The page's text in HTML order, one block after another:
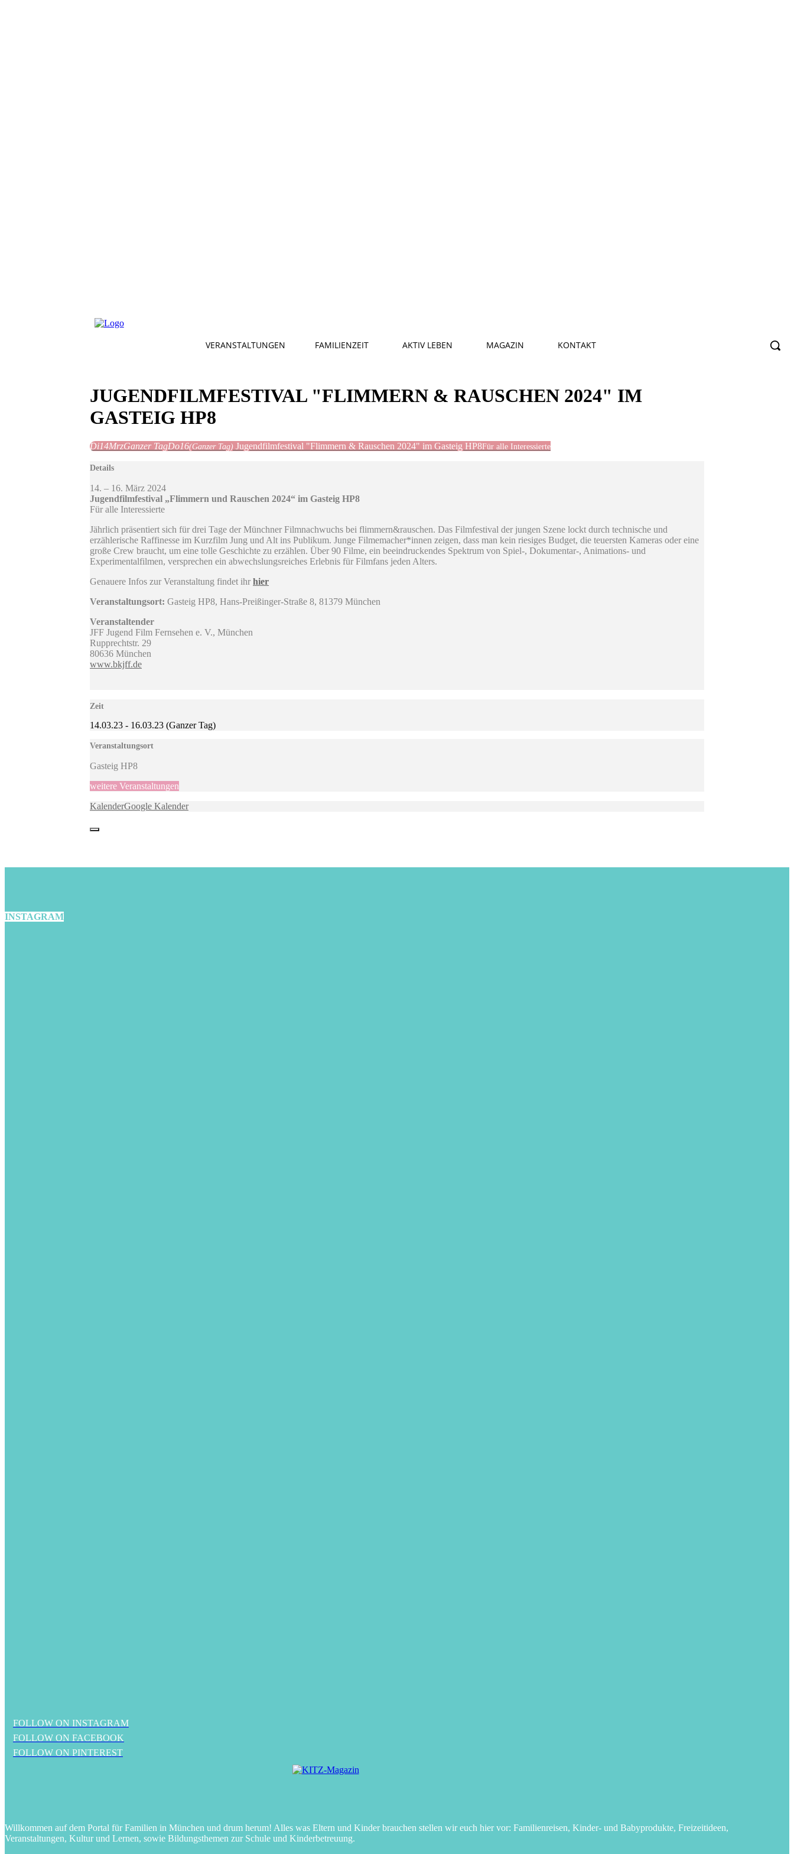
VERANSTALTUNGEN FAMILIENZEIT AKTIV LEBEN MAGAZIN KONTAKT
JUGENDFILMFESTIVAL "FLIMMERN & RAUSCHEN 2024" IM
GASTEIG HP8
Di14MrzGanzer TagDo16(Ganzer Tag) Jugendfilmfestival "Flimmern & Rauschen 2024" im Gasteig HP8Für alle Interessierte
Details
14. – 16. März 2024
Jugendfilmfestival „Flimmern und Rauschen 2024“ im Gasteig HP8
Für alle Interessierte
Jährlich präsentiert sich für drei Tage der Münchner Filmnachwuchs bei flimmern&rauschen. Das Filmfestival der jungen Szene lockt durch technische und
erzählerische Raffinesse im Kurzfilm Jung und Alt ins Publikum. Junge Filmemacher*innen zeigen, dass man kein riesiges Budget, die teuersten Kameras oder eine
große Crew braucht, um eine tolle Geschichte zu erzählen. Über 90 Filme, ein beeindruckendes Spektrum von Spiel-, Dokumentar-, Animations- und
Experimentalfilmen, versprechen ein abwechslungsreiches Erlebnis für Filmfans jeden Alters.
Genauere Infos zur Veranstaltung findet ihr hier
Veranstaltungsort: Gasteig HP8, Hans-Preißinger-Straße 8, 81379 München
Veranstaltender
JFF Jugend Film Fernsehen e. V., München
Rupprechtstr. 29
80636 München
www.bkjff.de
Zeit
14.03.23 - 16.03.23 (Ganzer Tag)
Veranstaltungsort
Gasteig HP8
weitere Veranstaltungen
KalenderGoogle Kalender
INSTAGRAM
FOLLOW ON INSTAGRAM
FOLLOW ON FACEBOOK
FOLLOW ON PINTEREST
Willkommen auf dem Portal für Familien in München und drum herum! Alles was Eltern und Kinder brauchen stellen wir euch hier vor: Familienreisen, Kinder- und Babyprodukte, Freizeitideen,
Veranstaltungen, Kultur und Lernen, sowie Bildungsthemen zur Schule und Kinderbetreuung.